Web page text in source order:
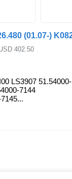
402.50
LS3907 51.54000-
7144